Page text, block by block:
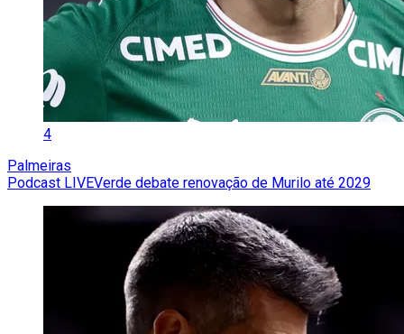
4
Palmeiras
Podcast LIVEVerde debate renovação de Murilo até 2029